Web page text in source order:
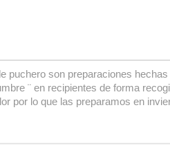
puchero son preparaciones hechas
¨ en recipientes de forma
por lo que las preparamos en